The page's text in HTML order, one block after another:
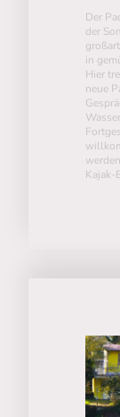
Der
der
in
Hier
neue
Kajak-